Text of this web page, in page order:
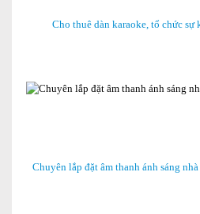
Cho thuê dàn karaoke, tổ chức
Chuyên lắp đặt âm thanh ánh sáng